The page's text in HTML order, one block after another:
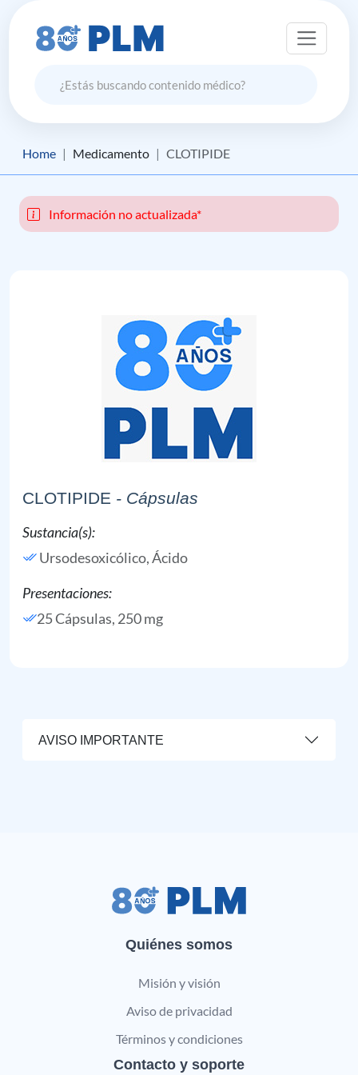
Home Medicamento CLOTIPIDE
Información no actualizada*
CLOTIPIDE - Cápsulas
Sustancia(s):
Ursodesoxicólico, Ácido
Presentaciones:
25 Cápsulas, 250 mg
AVISO IMPORTANTE
Quiénes somos
Misión y visión
Aviso de privacidad
Términos y condiciones
Contacto y soporte